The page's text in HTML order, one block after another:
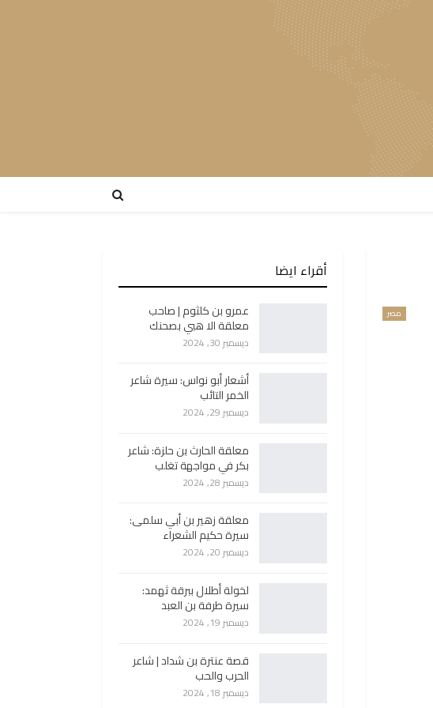
مصر
أقراء ايضا
عمرو بن كلثوم | صاحب
معلقة الا هبي بصحنك
ديسمبر 30, 2024
أشعار أبو نواس: سيرة شاعر
الخمر التائب
ديسمبر 29, 2024
معلقة الحارث بن حلزة: شاعر
بكر في مواجهة تغلب
ديسمبر 28, 2024
معلقة زهير بن أبي سلمى:
سيرة حكيم الشعراء
ديسمبر 20, 2024
لخولة أطلال ببرقة ثهمد:
سيرة طرفة بن العبد
ديسمبر 19, 2024
قصة عنترة بن شداد | شاعر
الحرب والحب
ديسمبر 18, 2024